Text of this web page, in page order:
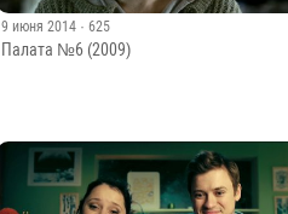
9 июня 2014 · 625
Палата №6 (2009)